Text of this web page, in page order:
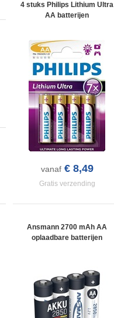
4 stuks Philips Lithium Ultra
AA batterijen
vanaf € 8,49
Gratis verzending
Ansmann 2700 mAh AA
oplaadbare batterijen